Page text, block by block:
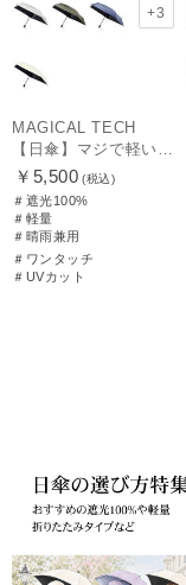
+3
MAGICAL TECH
【日傘】マジで軽い傘 マジカルテックプロテクション(MAGICAL TECH PROTECTION) 50cm 晴雨兼用傘自動開閉折りたたみ日傘 一級遮光100% UV 軽量 機能性 人気
￥5,500 (税込)
＃遮光100%
＃軽量
＃晴雨兼用
＃ワンタッチ
＃UVカット